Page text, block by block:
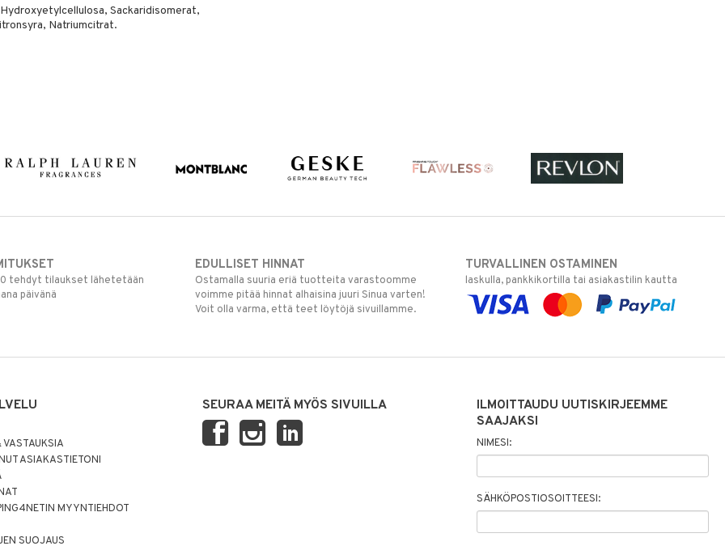
Sackaridisomerat,
Natriumcitrat.
tehdyt tilaukset lähetetään
päivänä
EDULLISET HINNAT
Ostamalla suuria eriä tuotteita varastoomme
voimme pitää hinnat alhaisina juuri Sinua varten!
Voit olla varma, että teet löytöjä sivuillamme.
TURVALLINEN OSTAMINEN
laskulla, pankkikortilla tai asiakastilin kautta
ASIAKASTIETONI
MYYNTIEHDOT
SUOJAUS
SEURAA MEITÄ MYÖS SIVUILLA
ILMOITTAUDU UUTISKIRJEEMME
SAAJAKSI
NIMESI:
SÄHKÖPOSTIOSOITTEESI: